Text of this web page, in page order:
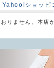
Yahoo!ショッピ
りません。本店